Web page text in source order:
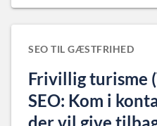
SEO TIL GÆSTFRIHED
Frivillig turisme
SEO: Kom i